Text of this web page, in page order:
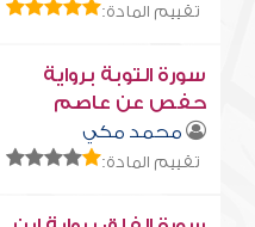
تقييم المادة:
سورة التوبة برواية
حفص عن عاصم
محمد مكي
تقييم المادة: